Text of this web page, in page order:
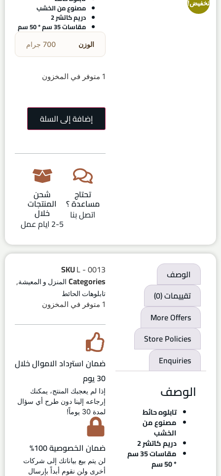
تخفيض! مصنوع من الخشب
دريم كاتشر 2
مقاسات 35 سم * 50 سم
الوزن 700 جرام
1 متوفر في المخزون
إضافة إلى السلة
تحتاج
مساعدة ؟
اتصل بنا
شحن
المنتجات
خلال
2-5 ايام عمل
الوصف
تقييمات (0)
More Offers
Store Policies
Enquiries
الوصف
تابلوه حائط
مصنوع من
الخشب
دريم كاتشر 2
مقاسات 35 سم
* 50 سم
SKUL - 0013
Categories المنزل و المعيشة,
تابلوهات الحائط
1 متوفر في المخزون
ضمان استرداد الاموال خلال
30 يوم
إذا لم يعجبك المنتج، يمكنك
إرجاعه إلينا دون طرح أي سؤال
لمدة 30 يوماً!
ضمان الخصوصية 100%
لن يتم بيع بياناتك إلى شركات
أخرى ولن نقوم أبداً بإرسال